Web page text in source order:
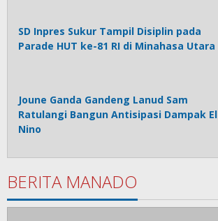
SD Inpres Sukur Tampil Disiplin pada
Parade HUT ke-81 RI di Minahasa Utara
Joune Ganda Gandeng Lanud Sam
Ratulangi Bangun Antisipasi Dampak El
Nino
BERITA MANADO